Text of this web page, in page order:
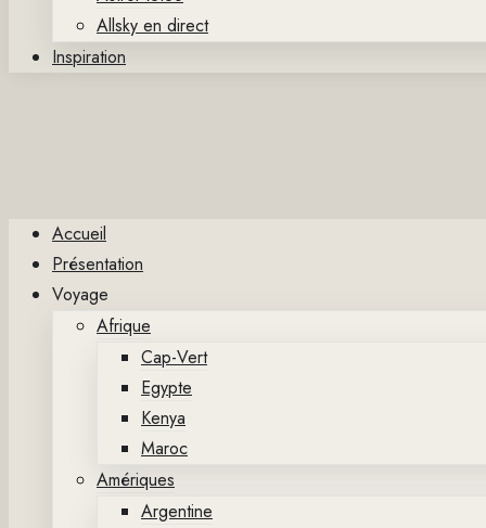
Allsky en direct
Inspiration
Accueil
Présentation
Voyage
Afrique
Cap-Vert
Egypte
Kenya
Maroc
Amériques
Argentine